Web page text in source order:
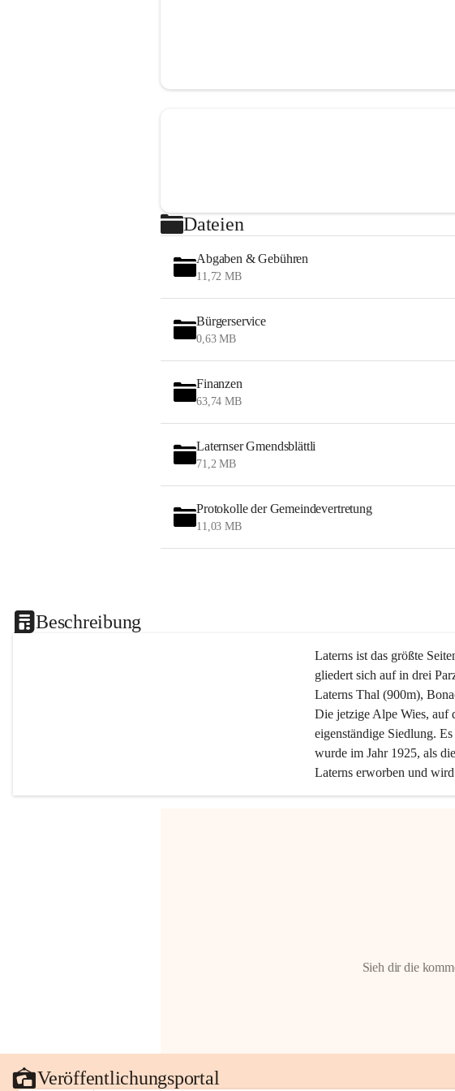
Dateien
Abgaben & Gebühren
11,72 MB
Bürgerservice
0,63 MB
Finanzen
63,74 MB
Laternser Gmendsblättli
71,2 MB
Protokolle der Gemeindevertretung
11,03 MB
Beschreibung
Laterns ist das größte
gliedert sich auf in drei
Laterns Thal (900m),
Die jetzige Alpe Wies, auf
eigenständige Siedlung.
wurde im Jahr 1925, als
Laterns erworben und
Sieh dir die
Veröffentlichungsportal